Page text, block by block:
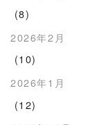
(8)
2026年2月
(10)
2026年1月
(12)